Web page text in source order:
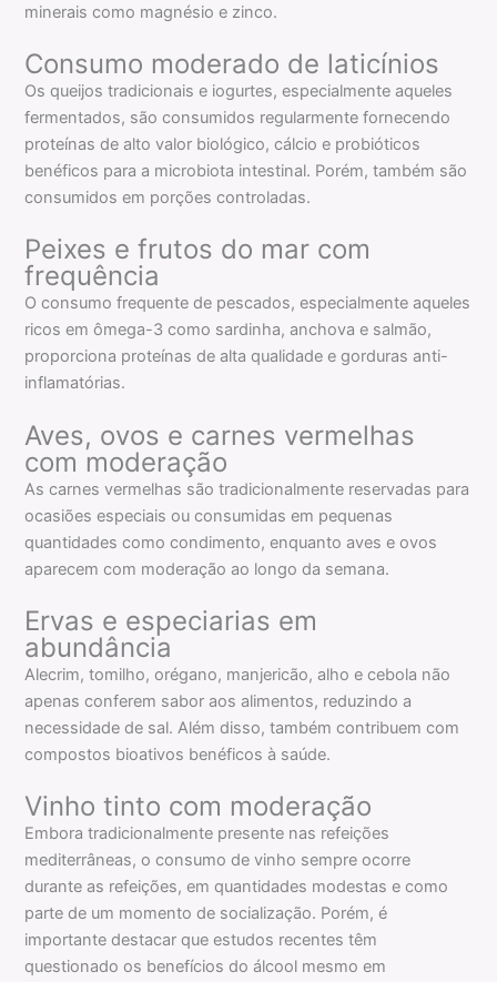
minerais como magnésio e zinco.
Consumo moderado de laticínios
Os queijos tradicionais e iogurtes, especialmente aqueles
fermentados, são consumidos regularmente fornecendo
proteínas de alto valor biológico, cálcio e probióticos
benéficos para a microbiota intestinal. Porém, também são
consumidos em porções controladas.
Peixes e frutos do mar com
frequência
O consumo frequente de pescados, especialmente aqueles
ricos em ômega-3 como sardinha, anchova e salmão,
proporciona proteínas de alta qualidade e gorduras anti-
inflamatórias.
Aves, ovos e carnes vermelhas
com moderação
As carnes vermelhas são tradicionalmente reservadas para
ocasiões especiais ou consumidas em pequenas
quantidades como condimento, enquanto aves e ovos
aparecem com moderação ao longo da semana.
Ervas e especiarias em
abundância
Alecrim, tomilho, orégano, manjericão, alho e cebola não
apenas conferem sabor aos alimentos, reduzindo a
necessidade de sal. Além disso, também contribuem com
compostos bioativos benéficos à saúde.
Vinho tinto com moderação
Embora tradicionalmente presente nas refeições
mediterrâneas, o consumo de vinho sempre ocorre
durante as refeições, em quantidades modestas e como
parte de um momento de socialização. Porém, é
importante destacar que estudos recentes têm
questionado os benefícios do álcool mesmo em